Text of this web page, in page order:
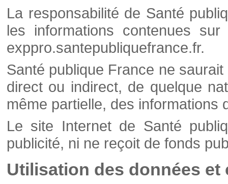
La responsabilité de Santé
les informations contenues
exppro.santepubliquefrance.fr.
Santé publique France ne
direct ou indirect, de quelque
même partielle, des informations
Le site Internet de Santé
publicité, ni ne reçoit de fonds
Utilisation des données et